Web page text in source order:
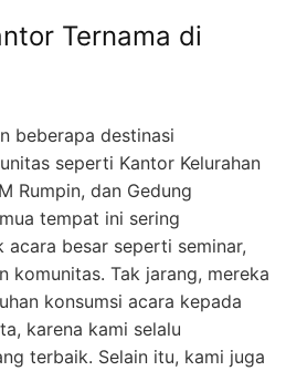
Ternama di
beberapa destinasi
seperti Kantor Kelurahan
Rumpin, dan Gedung
tempat ini sering
acara besar seperti seminar,
komunitas. Tak jarang, mereka
konsumsi acara kepada
karena kami selalu
terbaik. Selain itu, kami juga